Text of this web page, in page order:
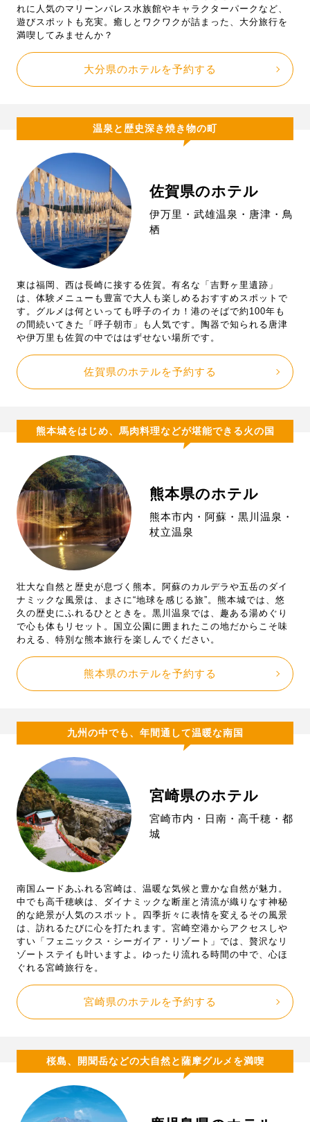
れに人気のマリーンパレス水族館やキャラクターパークなど、
遊びスポットも充実。癒しとワクワクが詰まった、大分旅行を
満喫してみませんか？
大分県のホテルを予約する
温泉と歴史深き焼き物の町
佐賀県のホテル
伊万里・武雄温泉・唐津・鳥
栖
東は福岡、西は長崎に接する佐賀。有名な「吉野ヶ里遺跡」
は、体験メニューも豊富で大人も楽しめるおすすめスポットで
す。グルメは何といっても呼子のイカ！港のそばで約100年も
の間続いてきた「呼子朝市」も人気です。陶器で知られる唐津
や伊万里も佐賀の中でははずせない場所です。
佐賀県のホテルを予約する
熊本城をはじめ、馬肉料理などが堪能できる火の国
熊本県のホテル
熊本市内・阿蘇・黒川温泉・
杖立温泉
壮大な自然と歴史が息づく熊本。阿蘇のカルデラや五岳のダイ
ナミックな風景は、まさに“地球を感じる旅”。熊本城では、悠
久の歴史にふれるひとときを。黒川温泉では、趣ある湯めぐり
で心も体もリセット。国立公園に囲まれたこの地だからこそ味
わえる、特別な熊本旅行を楽しんでください。
熊本県のホテルを予約する
九州の中でも、年間通して温暖な南国
宮崎県のホテル
宮崎市内・日南・高千穂・都
城
南国ムードあふれる宮崎は、温暖な気候と豊かな自然が魅力。
中でも高千穂峡は、ダイナミックな断崖と清流が織りなす神秘
的な絶景が人気のスポット。四季折々に表情を変えるその風景
は、訪れるたびに心を打たれます。宮崎空港からアクセスしや
すい「フェニックス・シーガイア・リゾート」では、贅沢なリ
ゾートステイも叶いますよ。ゆったり流れる時間の中で、心ほ
ぐれる宮崎旅行を。
宮崎県のホテルを予約する
桜島、開聞岳などの大自然と薩摩グルメを満喫